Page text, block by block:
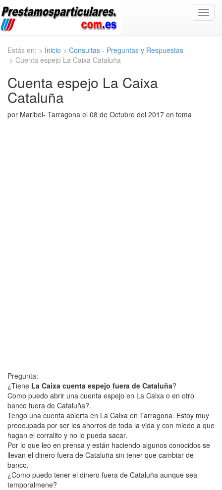
Estás en: > Inicio > Consultas - Preguntas y Respuestas
> Cuenta espejo La Caixa Cataluña
Cuenta espejo La Caixa
Cataluña
por Maribel- Tarragona el 08 de Octubre del 2017 en tema
Pregunta:
¿Tiene La Caixa cuenta espejo fuera de Cataluña?
Como puedo abrir una cuenta espejo en La Caixa o en otro
banco fuera de Cataluña?.
Tengo una cuenta abierta en La Caixa en Tarragona. Estoy muy
preocupada por ser los ahorros de toda la vida y con miedo a que
hagan el corralito y no lo pueda sacar.
Por lo que leo en prensa y están haciendo algunos conocidos se
llevan el dinero fuera de Cataluña sin tener que cambiar de
banco.
¿Como puedo tener el dinero fuera de Cataluña aunque sea
temporalmene?